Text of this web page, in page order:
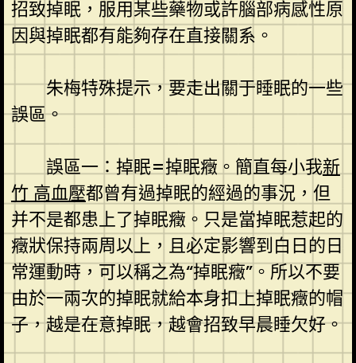
招致掉眠，服用某些藥物或許腦部病感性原
因與掉眠都有能夠存在直接關系。
朱梅特殊提示，要走出關于睡眠的一些
誤區。
誤區一：掉眠=掉眠癥。簡直每小我新
竹 高血壓都曾有過掉眠的經過的事況，但
并不是都患上了掉眠癥。只是當掉眠惹起的
癥狀保持兩周以上，且必定影響到白日的日
常運動時，可以稱之為“掉眠癥”。所以不要
由於一兩次的掉眠就給本身扣上掉眠癥的帽
子，越是在意掉眠，越會招致早晨睡欠好。